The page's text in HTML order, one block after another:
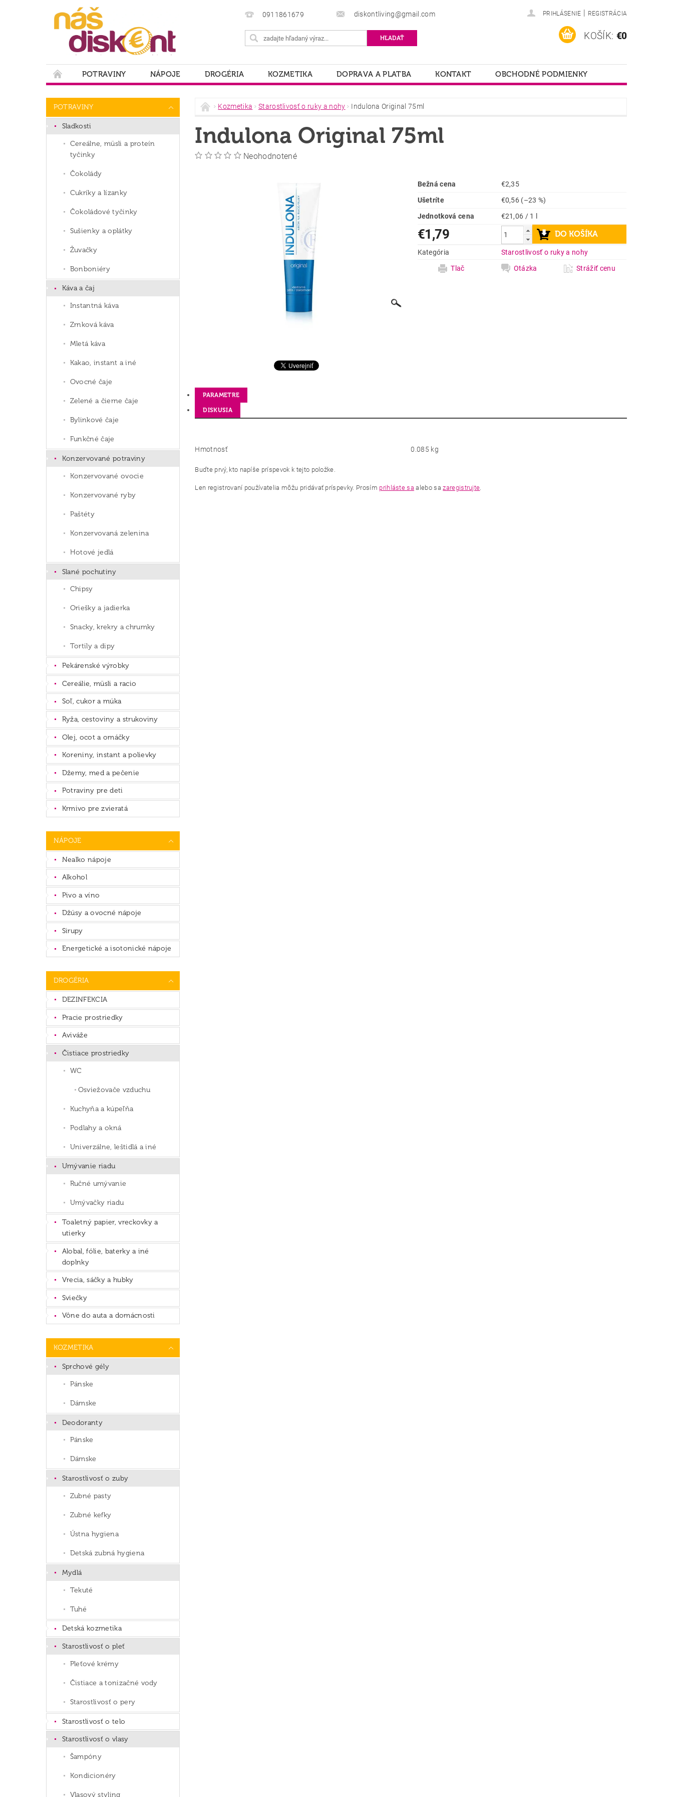
0911861679 diskontliving@gmail.com PRIHLÁSENIE | REGISTRÁCIA
KOŠÍK: €0
POTRAVINY NÁPOJE DROGÉRIA KOZMETIKA DOPRAVA A PLATBA KONTAKT
OBCHODNÉ PODMIENKY
POTRAVINY
Sladkosti
Cereálne, müsli a proteín
tyčinky
Čokolády
Cukríky a lízanky
Čokoládové tyčinky
Sušienky a oplátky
Žuvačky
Bonboniéry
Káva a čaj
Instantná káva
Zrnková káva
Mletá káva
Kakao, instant a iné
Ovocné čaje
Zelené a čierne čaje
Bylinkové čaje
Funkčné čaje
Konzervované potraviny
Konzervované ovocie
Konzervované ryby
Paštéty
Konzervovaná zelenina
Hotové jedlá
Slané pochutiny
Chipsy
Oriešky a jadierka
Snacky, krekry a chrumky
Tortily a dipy
Pekárenské výrobky
Cereálie, müsli a racio
Soľ, cukor a múka
Ryža, cestoviny a strukoviny
Olej, ocot a omáčky
Koreniny, instant a polievky
Džemy, med a pečenie
Potraviny pre deti
Krmivo pre zvieratá
NÁPOJE
Nealko nápoje
Alkohol
Pivo a víno
Džúsy a ovocné nápoje
Sirupy
Energetické a isotonické nápoje
DROGÉRIA
DEZINFEKCIA
Pracie prostriedky
Aviváže
Čistiace prostriedky
WC
Osviežovače vzduchu
Kuchyňa a kúpeľňa
Podlahy a okná
Univerzálne, leštidlá a iné
Umývanie riadu
Ručné umývanie
Umývačky riadu
Toaletný papier, vreckovky a
utierky
Alobal, fólie, baterky a iné
doplnky
Vrecia, sáčky a hubky
Sviečky
Vône do auta a domácnosti
KOZMETIKA
Sprchové gély
Pánske
Dámske
Deodoranty
Pánske
Dámske
Starostlivosť o zuby
Zubné pasty
Zubné kefky
Ústna hygiena
Detská zubná hygiena
Mydlá
Tekuté
Tuhé
Detská kozmetika
Starostlivosť o pleť
Pleťové krémy
Čistiace a tonizačné vody
Starostlivosť o pery
Starostlivosť o telo
Starostlivosť o vlasy
Šampóny
Kondicionéry
Vlasový styling
Kozmetika Starostlivosť o ruky a nohy Indulona Original 75ml
Indulona Original 75ml
Neohodnotené
Bežná cena
€2,35
Ušetríte
€0,56 (–23 %)
Jednotková cena
€21,06 / 1 l
€1,79
Kategória
Starostlivosť o ruky a nohy
Tlač
Otázka Strážiť cenu
PARAMETRE
DISKUSIA
Hmotnosť 0.085 kg
Buďte prvý, kto napíše príspevok k tejto položke.
Len registrovaní používatelia môžu pridávať príspevky. Prosím prihláste sa alebo sazaregistrujte.